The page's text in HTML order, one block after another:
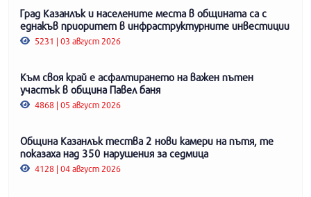
Град Казанлък и населените места в общината са с
еднакъв приоритет в инфраструктурните инвестиции
5231 | 03 август 2026
Към своя край е асфалтирането на важен пътен
участък в община Павел баня
4868 | 05 август 2026
Община Казанлък тества 2 нови камери на пътя, те
показаха над 350 нарушения за седмица
4128 | 04 август 2026